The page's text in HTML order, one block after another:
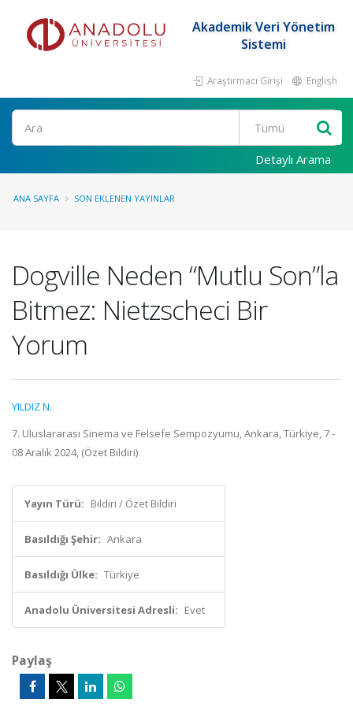
Akademik Veri Yönetim
Sistemi
Araştırmacı Girişi English
Ara
Detaylı Arama
ANA SAYFA SON EKLENEN YAYINLAR
Dogville Neden “Mutlu Son”la
Bitmez: Nietzscheci Bir
Yorum
YILDIZ N.
7. Uluslararası Sinema ve Felsefe Sempozyumu, Ankara, Türkiye, 7 -
08 Aralık 2024, (Özet Bildiri)
Yayın Türü: Bildiri / Özet Bildiri
Basıldığı Şehir: Ankara
Basıldığı Ülke: Türkiye
Anadolu Üniversitesi Adresli: Evet
Paylaş